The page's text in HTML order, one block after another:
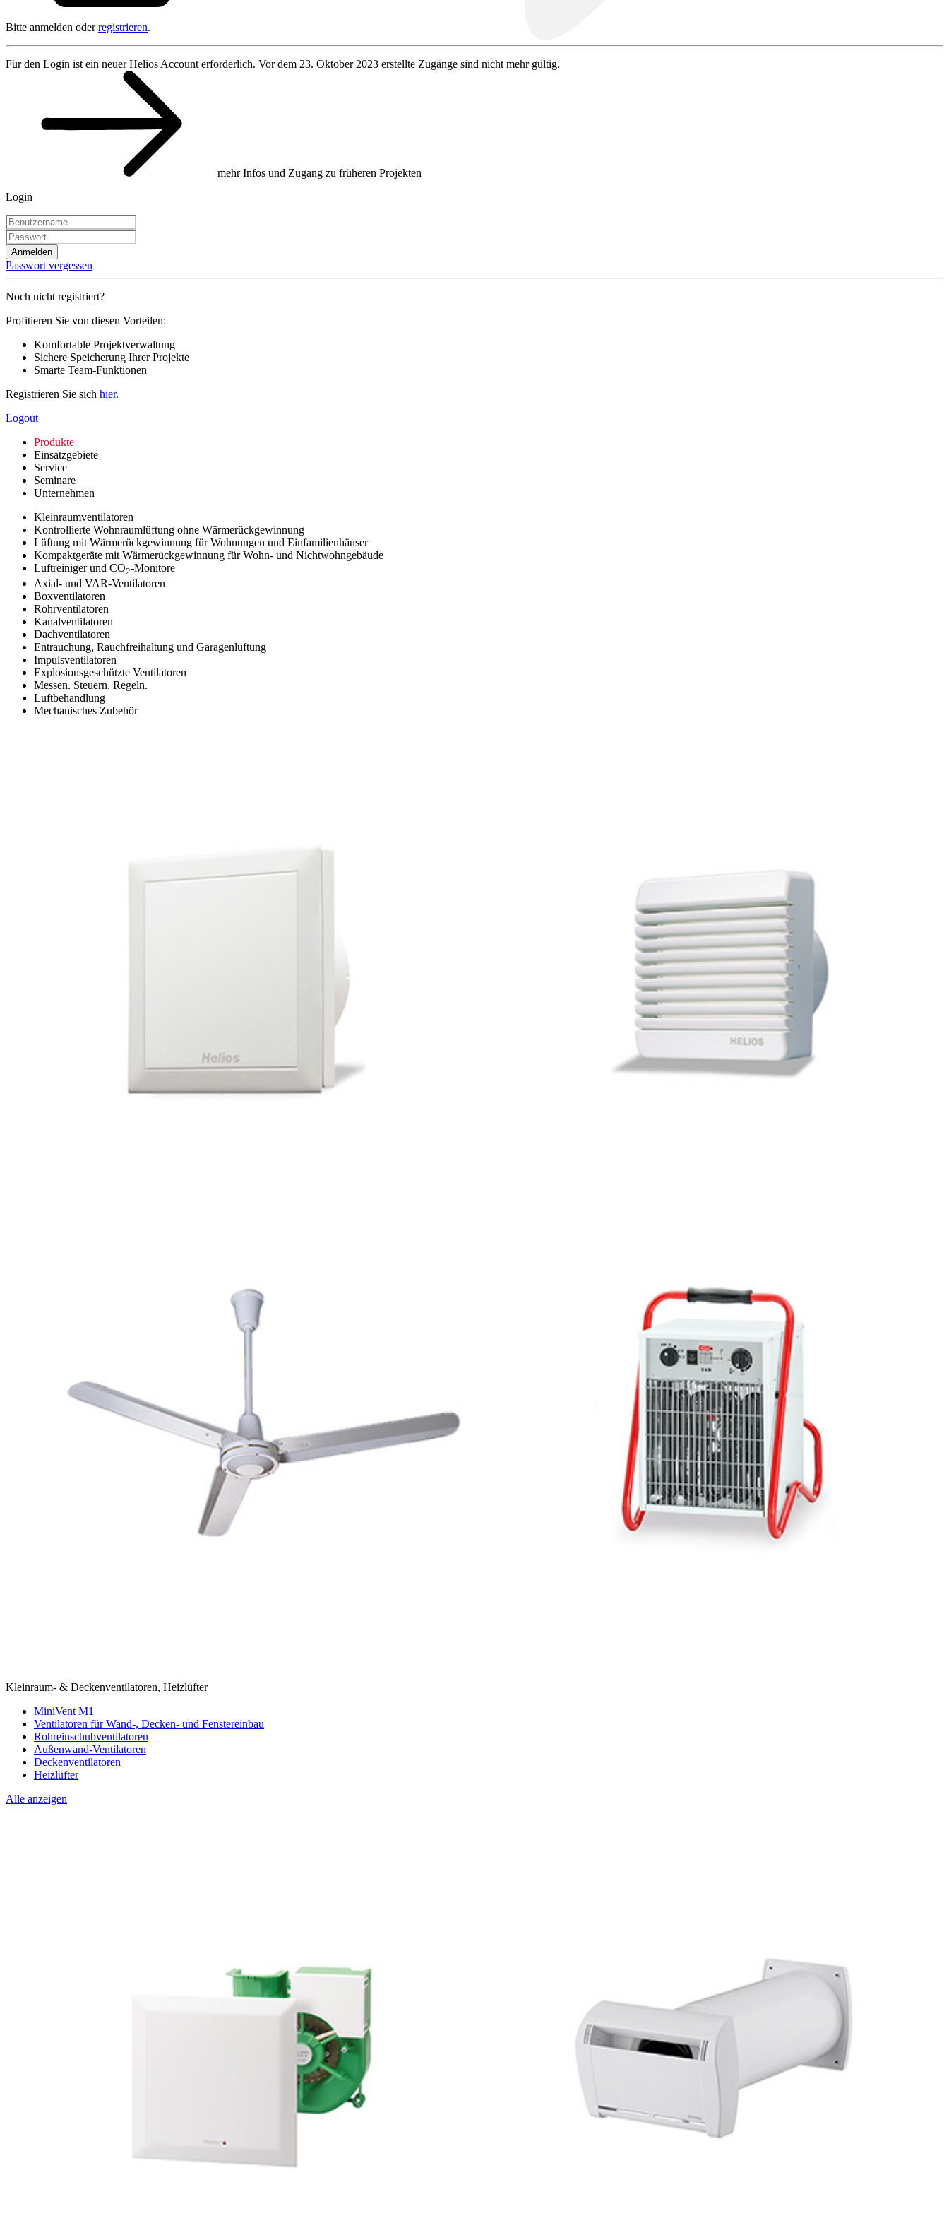
Bitte anmelden oderregistrieren.
Für den Login ist ein neuer Helios Account erforderlich. Vor dem 23. Oktober 2023 erstellte Zugänge sind nicht mehr gültig.
mehr Infos und Zugang zu früheren Projekten
Login
Anmelden
Passwort vergessen
Noch nicht registriert?
Profitieren Sie von diesen Vorteilen:
Komfortable Projektverwaltung
Sichere Speicherung Ihrer Projekte
Smarte Team-Funktionen
Registrieren Sie sich hier.
Logout
Produkte
Einsatzgebiete
Service
Seminare
Unternehmen
Kleinraumventilatoren
Kontrollierte Wohnraumlüftung ohne Wärmerückgewinnung
Lüftung mit Wärmerückgewinnung für Wohnungen und Einfamilienhäuser
Kompaktgeräte mit Wärmerückgewinnung für Wohn- und Nichtwohngebäude
Luftreiniger und CO2-Monitore
Axial- und VAR-Ventilatoren
Boxventilatoren
Rohrventilatoren
Kanalventilatoren
Dachventilatoren
Entrauchung, Rauchfreihaltung und Garagenlüftung
Impulsventilatoren
Explosionsgeschützte Ventilatoren
Messen. Steuern. Regeln.
Luftbehandlung
Mechanisches Zubehör
Kleinraum- & Deckenventilatoren, Heizlüfter
MiniVent M1
Ventilatoren für Wand-, Decken- und Fenstereinbau
Rohreinschubventilatoren
Außenwand-Ventilatoren
Deckenventilatoren
Heizlüfter
Alle anzeigen